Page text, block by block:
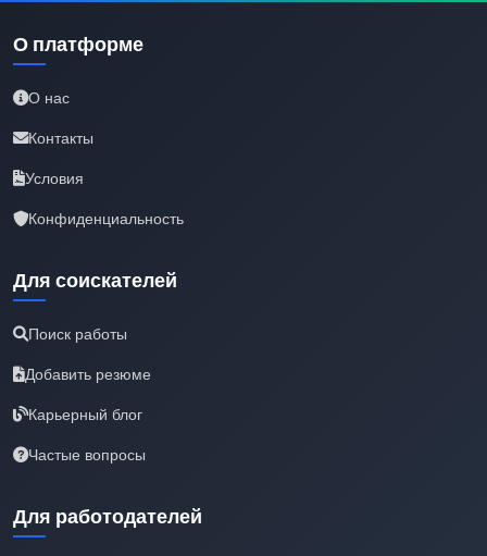
О платформе
О нас
Контакты
Условия
Конфиденциальность
Для соискателей
Поиск работы
Добавить резюме
Карьерный блог
Частые вопросы
Для работодателей